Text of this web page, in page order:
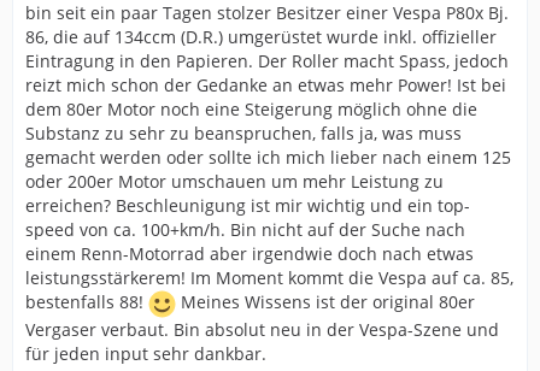
bin seit ein paar Tagen stolzer Besitzer einer Vespa P80x Bj.
86, die auf 134ccm (D.R.) umgerüstet wurde inkl. offizieller
Eintragung in den Papieren. Der Roller macht Spass, jedoch
reizt mich schon der Gedanke an etwas mehr Power! Ist bei
dem 80er Motor noch eine Steigerung möglich ohne die
Substanz zu sehr zu beanspruchen, falls ja, was muss
gemacht werden oder sollte ich mich lieber nach einem 125
oder 200er Motor umschauen um mehr Leistung zu
erreichen? Beschleunigung ist mir wichtig und ein top-
speed von ca. 100+km/h. Bin nicht auf der Suche nach
einem Renn-Motorrad aber irgendwie doch nach etwas
leistungsstärkerem! Im Moment kommt die Vespa auf ca. 85,
bestenfalls 88!
Meines Wissens ist der original 80er
Vergaser verbaut. Bin absolut neu in der Vespa-Szene und
für jeden input sehr dankbar.